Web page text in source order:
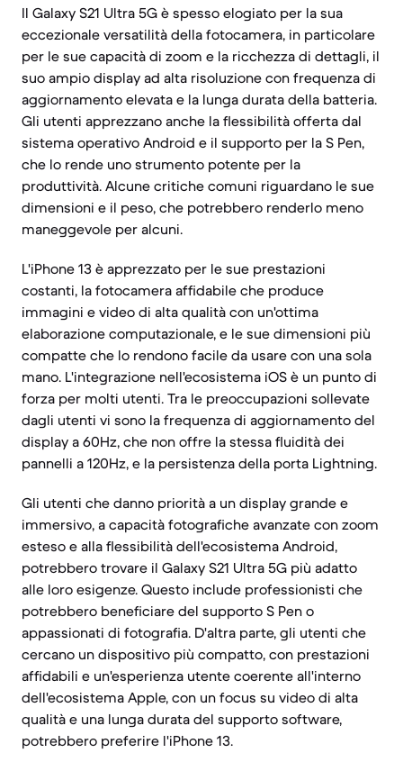
Il Galaxy S21 Ultra 5G è spesso elogiato per la sua
eccezionale versatilità della fotocamera, in particolare
per le sue capacità di zoom e la ricchezza di dettagli, il
suo ampio display ad alta risoluzione con frequenza di
aggiornamento elevata e la lunga durata della batteria.
Gli utenti apprezzano anche la flessibilità offerta dal
sistema operativo Android e il supporto per la S Pen,
che lo rende uno strumento potente per la
produttività. Alcune critiche comuni riguardano le sue
dimensioni e il peso, che potrebbero renderlo meno
maneggevole per alcuni.
L'iPhone 13 è apprezzato per le sue prestazioni
costanti, la fotocamera affidabile che produce
immagini e video di alta qualità con un'ottima
elaborazione computazionale, e le sue dimensioni più
compatte che lo rendono facile da usare con una sola
mano. L'integrazione nell'ecosistema iOS è un punto di
forza per molti utenti. Tra le preoccupazioni sollevate
dagli utenti vi sono la frequenza di aggiornamento del
display a 60Hz, che non offre la stessa fluidità dei
pannelli a 120Hz, e la persistenza della porta Lightning.
Gli utenti che danno priorità a un display grande e
immersivo, a capacità fotografiche avanzate con zoom
esteso e alla flessibilità dell'ecosistema Android,
potrebbero trovare il Galaxy S21 Ultra 5G più adatto
alle loro esigenze. Questo include professionisti che
potrebbero beneficiare del supporto S Pen o
appassionati di fotografia. D'altra parte, gli utenti che
cercano un dispositivo più compatto, con prestazioni
affidabili e un'esperienza utente coerente all'interno
dell'ecosistema Apple, con un focus su video di alta
qualità e una lunga durata del supporto software,
potrebbero preferire l'iPhone 13.